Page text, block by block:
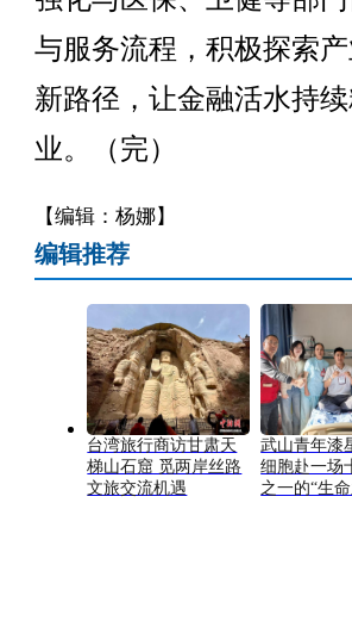
与服务流程，积极探索
新路径，让金融活水持
业。（完）
【编辑：杨娜】
编辑推荐
台湾旅行商访甘肃天
梯山石窟 觅两岸丝路
文旅交流机遇
武山青年漆
细胞赴一场
之一的“生